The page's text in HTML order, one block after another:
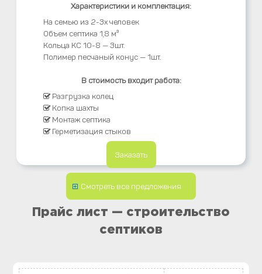
Характеристики и комплектация:
На семью из 2-3х человек
Объем септика 1,8 м³
Кольца КС 10-8 — 3шт.
Полимер песчаный конус — 1шт.
В стоимость входит работа:
Разгрузка колец
Копка шахты
Монтаж септика
Герметизация стыков
Заказать
Смотреть все предложения
Прайс лист — строительство
септиков